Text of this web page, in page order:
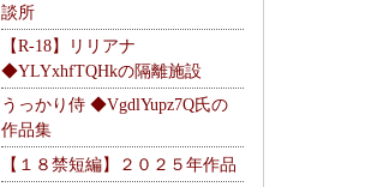
談所
【R-18】リリアナ
◆YLYxhfTQHkの隔離施設
うっかり侍 ◆VgdlYupz7Q氏の
作品集
【１８禁短編】２０２５年作品